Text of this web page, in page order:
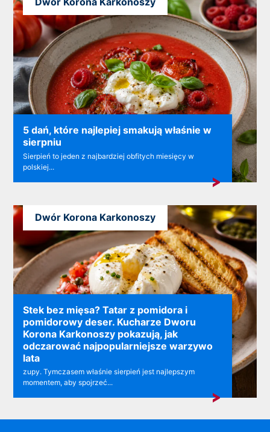
5 dań, które najlepiej smakują właśnie w
sierpniu
Sierpień to jeden z najbardziej obfitych miesięcy w
polskiej...
Stek bez mięsa? Tatar z pomidora i
pomidorowy deser. Kucharze Dworu
Korona Karkonoszy pokazują, jak
odczarować najpopularniejsze warzywo
lata
zupy. Tymczasem właśnie sierpień jest najlepszym
momentem, aby spojrzeć...
Dwór Korona Karkonoszy